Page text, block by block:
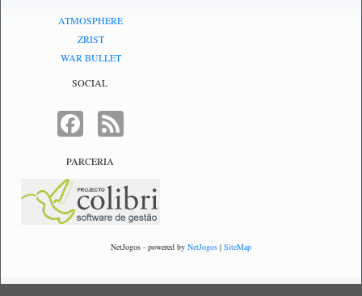
ATMOSPHERE
ZRIST
WAR BULLET
SOCIAL
FACEBOOK
PARCERIA
NetJogos - powered by NetJogos | SiteMap